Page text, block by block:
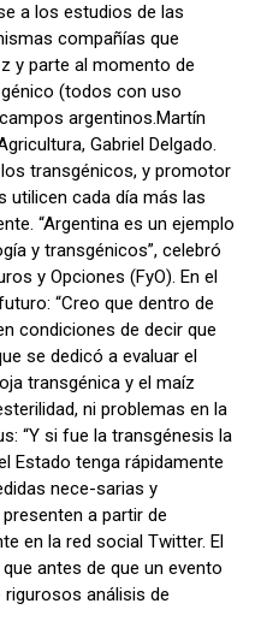
a los estudios de las
compañías que
y parte al momento de
(todos con uso
argentinos.Martín
Gabriel Delgado.
transgénicos, y promotor
utilicen cada día más las
“Argentina es un ejemplo
y transgénicos”, celebró
y Opciones (FyO). En el
“Creo que dentro de
condiciones de decir que
se dedicó a evaluar el
transgénica y el maíz
ni problemas en la
“Y si fue la transgénesis la
Estado tenga rápidamente
nece-sarias y
a partir de
en la red social Twitter. El
antes de que un evento
análisis de